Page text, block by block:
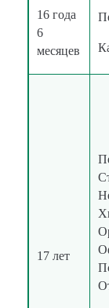
16 года
6
месяцев
17 лет